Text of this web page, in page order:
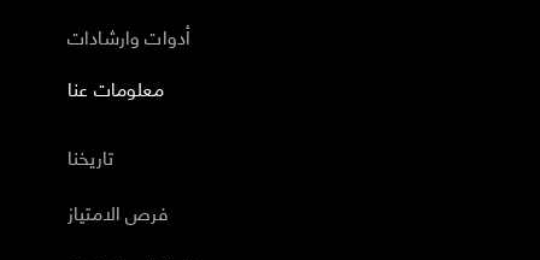
أدوات وارشادات
معلومات عنا
تاريخنا
فرص الامتياز